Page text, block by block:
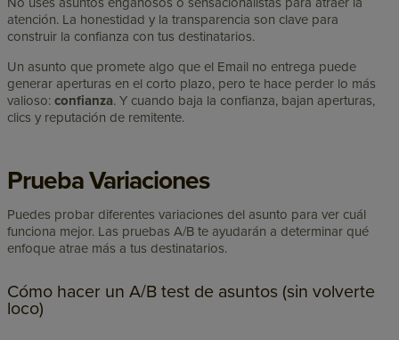
atención. La honestidad y la transparencia son clave para
construir la confianza con tus destinatarios.
Un asunto que promete algo que el Email no entrega puede
generar aperturas en el corto plazo, pero te hace perder lo más
valioso:confianza. Y cuando baja la confianza, bajan aperturas,
clics y reputación de remitente.
Prueba Variaciones
Puedes probar diferentes variaciones del asunto para ver cuál
funciona mejor. Las pruebas A/B te ayudarán a determinar qué
enfoque atrae más a tus destinatarios.
Cómo hacer un A/B test de asuntos (sin volverte
loco)